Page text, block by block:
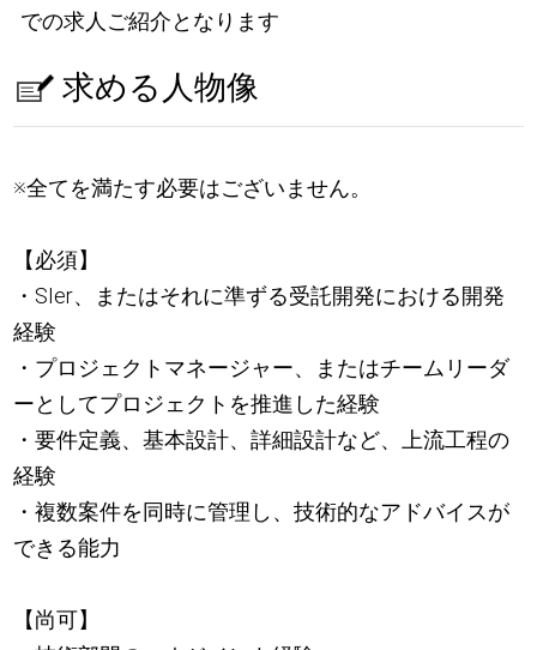
での求人ご紹介となります
求める人物像
※全てを満たす必要はございません。
【必須】
・SIer、またはそれに準ずる受託開発における開発
経験
・プロジェクトマネージャー、またはチームリーダ
ーとしてプロジェクトを推進した経験
・要件定義、基本設計、詳細設計など、上流工程の
経験
・複数案件を同時に管理し、技術的なアドバイスが
できる能力
【尚可】